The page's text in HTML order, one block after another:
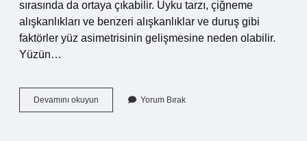
sırasında da ortaya çıkabilir. Uyku tarzı, çiğneme
alışkanlıkları ve benzeri alışkanlıklar ve duruş gibi
faktörler yüz asimetrisinin gelişmesine neden olabilir.
Yüzün…
Devamını okuyun
Ilerledikçe
Yorum Bırak